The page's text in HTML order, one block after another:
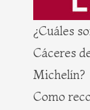
¿Cuáles
Cáceres
Michelín?
Como